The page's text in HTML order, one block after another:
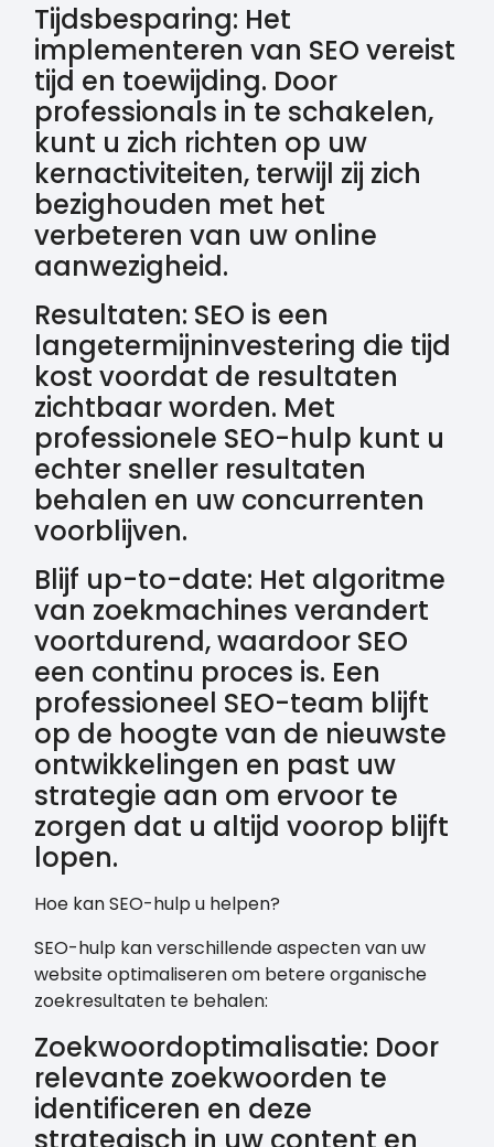
Tijdsbesparing: Het
implementeren van SEO vereist
tijd en toewijding. Door
professionals in te schakelen,
kunt u zich richten op uw
kernactiviteiten, terwijl zij zich
bezighouden met het
verbeteren van uw online
aanwezigheid.
Resultaten: SEO is een
langetermijninvestering die tijd
kost voordat de resultaten
zichtbaar worden. Met
professionele SEO-hulp kunt u
echter sneller resultaten
behalen en uw concurrenten
voorblijven.
Blijf up-to-date: Het algoritme
van zoekmachines verandert
voortdurend, waardoor SEO
een continu proces is. Een
professioneel SEO-team blijft
op de hoogte van de nieuwste
ontwikkelingen en past uw
strategie aan om ervoor te
zorgen dat u altijd voorop blijft
lopen.
Hoe kan SEO-hulp u helpen?
SEO-hulp kan verschillende aspecten van uw
website optimaliseren om betere organische
zoekresultaten te behalen:
Zoekwoordoptimalisatie: Door
relevante zoekwoorden te
identificeren en deze